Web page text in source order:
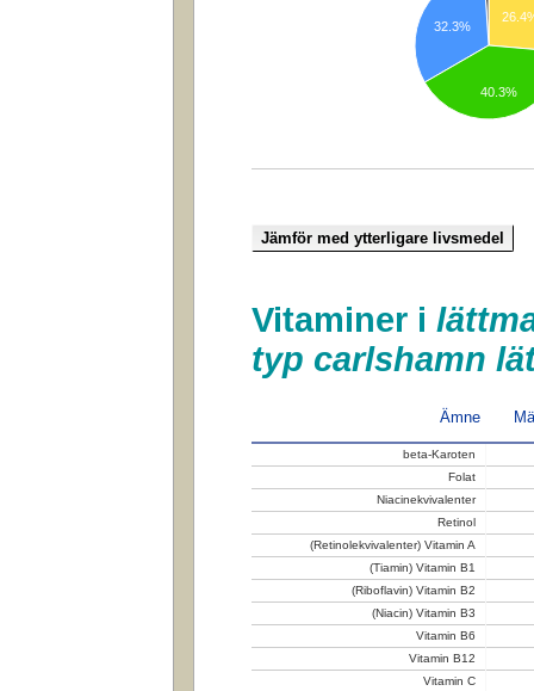
32.3%
40.3%
Vitaminer i
typ carlshamn
Ämne
beta-Karoten
Folat
Niacinekvivalenter
Retinol
(Retinolekvivalenter) Vitamin A
(Tiamin) Vitamin B1
(Riboflavin) Vitamin B2
(Niacin) Vitamin B3
Vitamin B6
Vitamin B12
Vitamin C